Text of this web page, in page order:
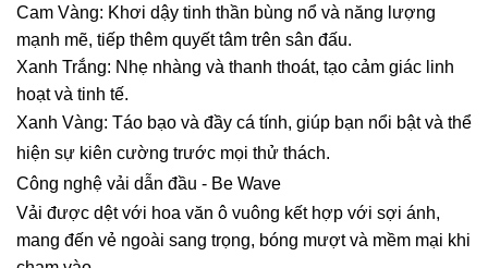
Cam Vàng: Khơi dậy tinh thần bùng nổ và năng lượng
mạnh mẽ, tiếp thêm quyết tâm trên sân đấu.
Xanh Trắng: Nhẹ nhàng và thanh thoát, tạo cảm giác linh
hoạt và tinh tế.
Xanh Vàng: Táo bạo và đầy cá tính, giúp bạn nổi bật và thể
hiện sự kiên cường trước mọi thử thách.
Công nghệ vải dẫn đầu - Be Wave
Vải được dệt với hoa văn ô vuông kết hợp với sợi ánh,
mang đến vẻ ngoài sang trọng, bóng mượt và mềm mại khi